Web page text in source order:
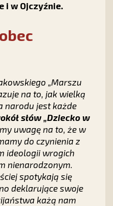
i w Ojczyźnie.
„Marszu
na to, jak wielką
narodu jest każde
słów „Dziecko w
uwagę na to, że w
do czynienia z
ideologii wrogich
nienarodzonym.
spotykają się
deklarujące swoje
każą nam